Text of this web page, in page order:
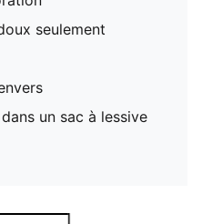
seulement
un sac à lessive